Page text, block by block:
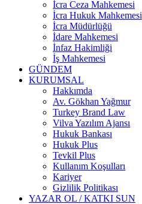
İcra Ceza Mahkemesi
İcra Hukuk Mahkemesi
İcra Müdürlüğü
İdare Mahkemesi
İnfaz Hakimliği
İş Mahkemesi
GÜNDEM
KURUMSAL
Hakkımda
Av. Gökhan Yağmur
Turkey Brand Law
Vilva Yazılım Ajansı
Hukuk Bankası
Hukuk Plus
Tevkil Plus
Kullanım Koşulları
Kariyer
Gizlilik Politikası
YAZAR OL / KATKI SUN